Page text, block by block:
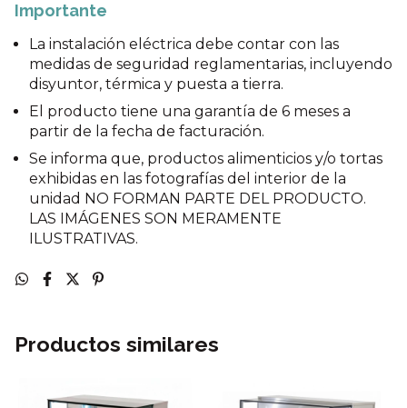
Importante
La instalación eléctrica debe contar con las
medidas de seguridad reglamentarias, incluyendo
disyuntor, térmica y puesta a tierra.
El producto tiene una garantía de 6 meses a
partir de la fecha de facturación.
Se informa que, productos alimenticios y/o tortas
exhibidas en las fotografías del interior de la
unidad NO FORMAN PARTE DEL PRODUCTO.
LAS IMÁGENES SON MERAMENTE
ILUSTRATIVAS.
Productos similares